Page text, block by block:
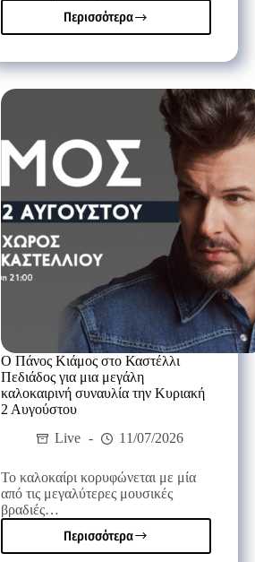
Περισσότερα
Τιμητική
μουσική
για
τον
Νικολόπουλο
από
την
Περιφέρεια
Κρήτης
Ο Πάνος Κιάμος στο Καστέλλι
Πεδιάδος για μια μεγάλη
καλοκαιρινή συναυλία την Κυριακή
2 Αυγούστου
Live
11/07/2026
Το καλοκαίρι κορυφώνεται με μία
από τις μεγαλύτερες μουσικές
βραδιές…
Περισσότερα
Ο
Πάνος